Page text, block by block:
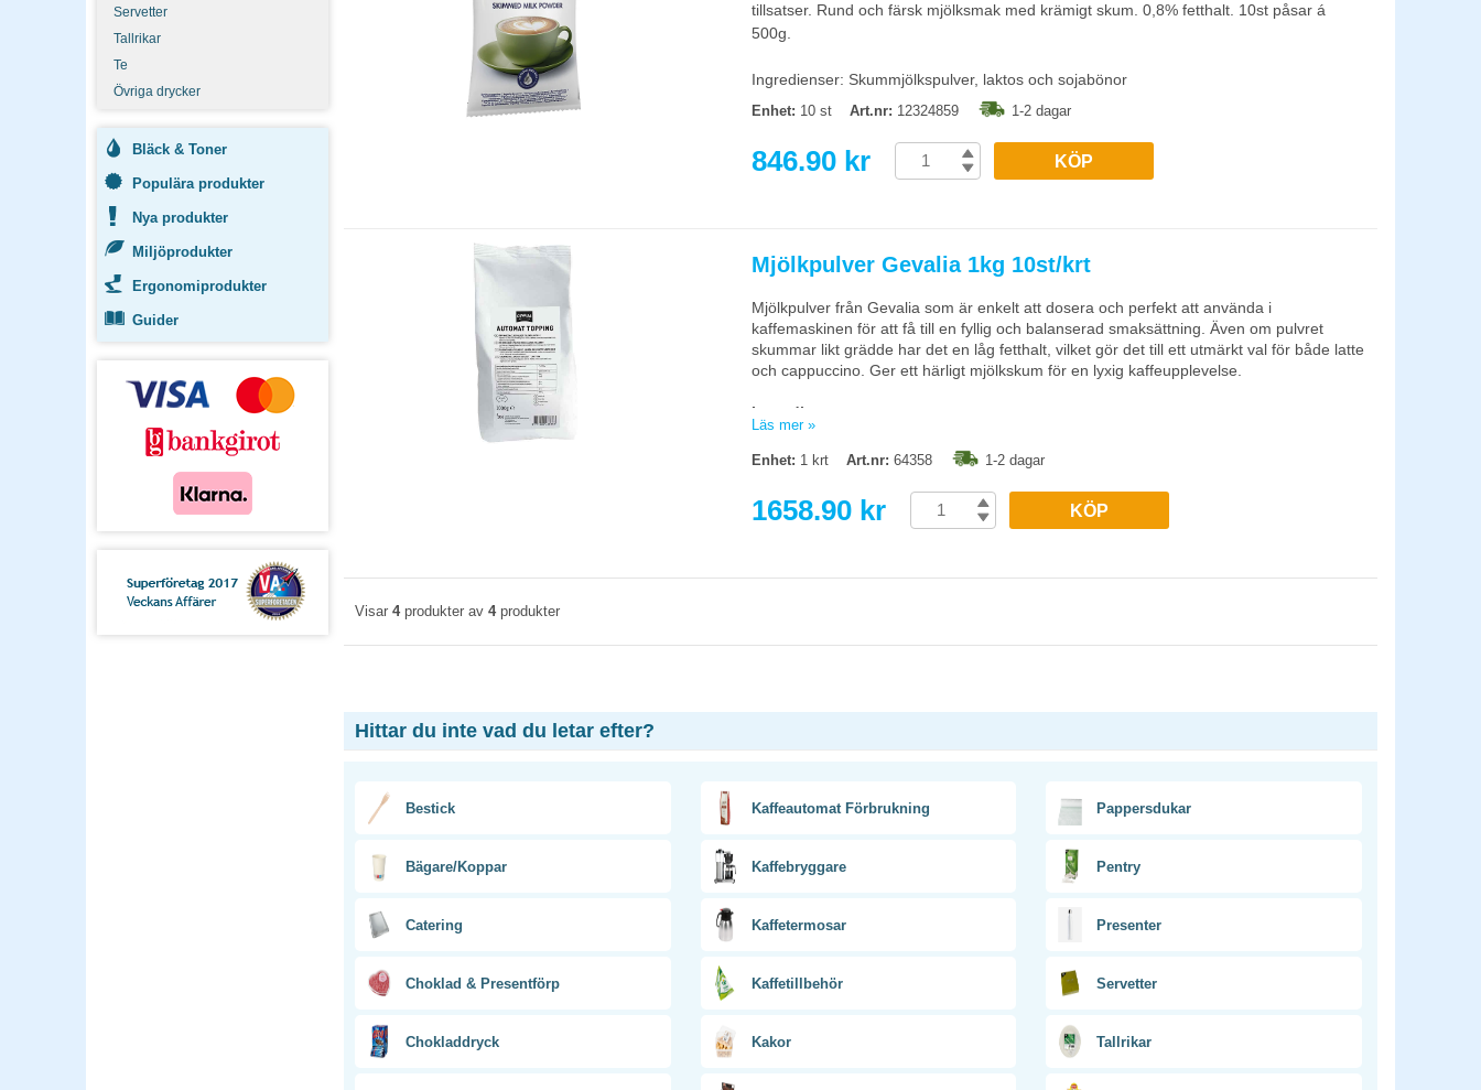
Servetter
Tallrikar
Te
Övriga drycker
Bläck & Toner
Populära produkter
Nya produkter
Miljöprodukter
Ergonomiprodukter
Guider
tillsatser. Rund och färsk mjölksmak med krämigt skum. 0,8% fetthalt. 10st påsar á
500g.
Ingredienser: Skummjölkspulver, laktos och sojabönor
Enhet: 10 st Art.nr: 12324859 1-2 dagar
846.90 kr KÖP
Mjölkpulver Gevalia 1kg 10st/krt
Mjölkpulver från Gevalia som är enkelt att dosera och perfekt att använda i
kaffemaskinen för att få till en fyllig och balanserad smaksättning. Även om pulvret
skummar likt grädde har det en låg fetthalt, vilket gör det till ett utmärkt val för både latte
och cappuccino. Ger ett härligt mjölkskum för en lyxig kaffeupplevelse.
Ingredienser:
Skummjölkspulver, mjölksocker, stabiliseringsmedel (E340, E501), klumpförebyggande
medel (E551).
Läs mer »
Enhet: 1 krt Art.nr: 64358 1-2 dagar
1658.90 kr KÖP
Visar 4produkter av 4produkter
Hittar du inte vad du letar efter?
Bestick
Bägare/Koppar
Catering
Choklad & Presentförp
Chokladdryck
Kaffeautomat Förbrukning
Kaffebryggare
Kaffetermosar
Kaffetillbehör
Kakor
Pappersdukar
Pentry
Presenter
Servetter
Tallrikar